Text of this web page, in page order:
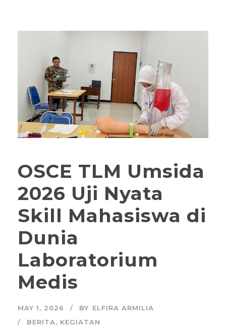
OSCE TLM Umsida
2026 Uji Nyata
Skill Mahasiswa di
Dunia
Laboratorium
Medis
MAY 1, 2026 BY ELFIRA ARMILIA
BERITA, KEGIATAN